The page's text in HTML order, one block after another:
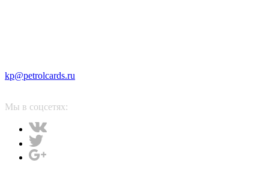
kp@petrolcards.ru
Мы в соцсетях: